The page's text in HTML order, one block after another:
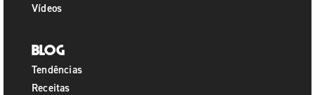
Vídeos
Blog
Tendências
Receitas